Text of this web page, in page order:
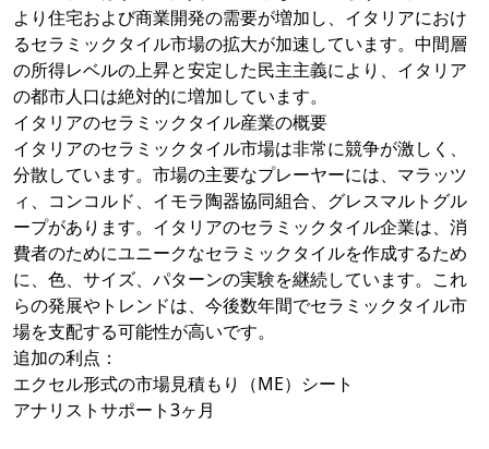
より住宅および商業開発の需要が増加し、イタリアにおけ
るセラミックタイル市場の拡大が加速しています。中間層
の所得レベルの上昇と安定した民主主義により、イタリア
の都市人口は絶対的に増加しています。
イタリアのセラミックタイル産業の概要
イタリアのセラミックタイル市場は非常に競争が激しく、
分散しています。市場の主要なプレーヤーには、マラッツ
ィ、コンコルド、イモラ陶器協同組合、グレスマルトグル
ープがあります。イタリアのセラミックタイル企業は、消
費者のためにユニークなセラミックタイルを作成するため
に、色、サイズ、パターンの実験を継続しています。これ
らの発展やトレンドは、今後数年間でセラミックタイル市
場を支配する可能性が高いです。
追加の利点：
エクセル形式の市場見積もり（ME）シート
アナリストサポート3ヶ月